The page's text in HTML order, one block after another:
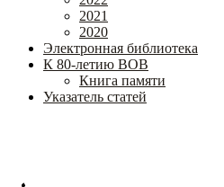
2021
2020
Электронная библиотека
К 80-летию ВОВ
Книга памяти
Указатель статей